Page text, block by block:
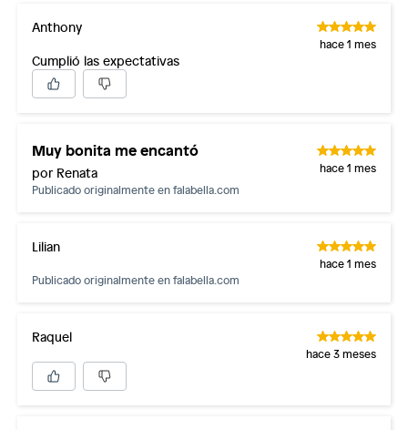
Anthony
hace 1 mes
Cumplió las expectativas
Muy bonita me encantó
por Renata
hace 1 mes
Publicado originalmente enfalabella.com
Lilian
hace 1 mes
Publicado originalmente enfalabella.com
Raquel
hace 3 meses